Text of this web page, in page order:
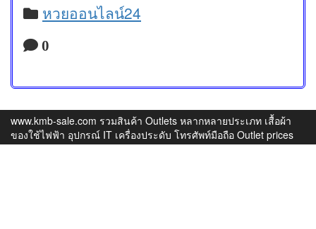
หวยออนไลน์24
0
www.kmb-sale.com รวมสินค้า Outlets หลากหลายประเภท เสื้อผ้า
ของใช้ไฟฟ้า อุปกรณ์ IT เครื่องประดับ โทรศัพท์มือถือ Outlet prices